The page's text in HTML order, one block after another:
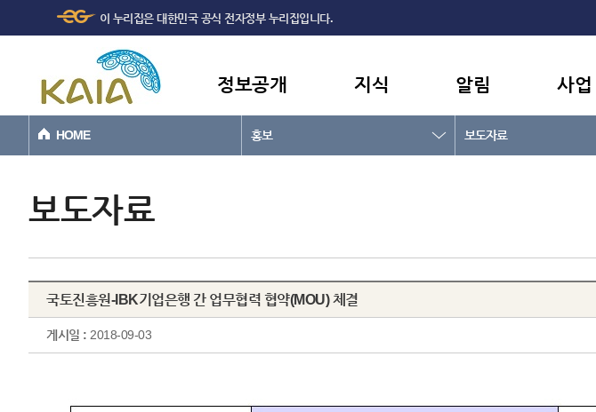
본문바로가기
이 누리집은 대한민국 공식 전자정부 누리집입니다.
정보공개 지식 알림 사업
HOME 홍보 보도자료
보도자료
국토진흥원-IBK기업은행 간 업무협력 협약(MOU) 체결
게시일 : 2018-09-03